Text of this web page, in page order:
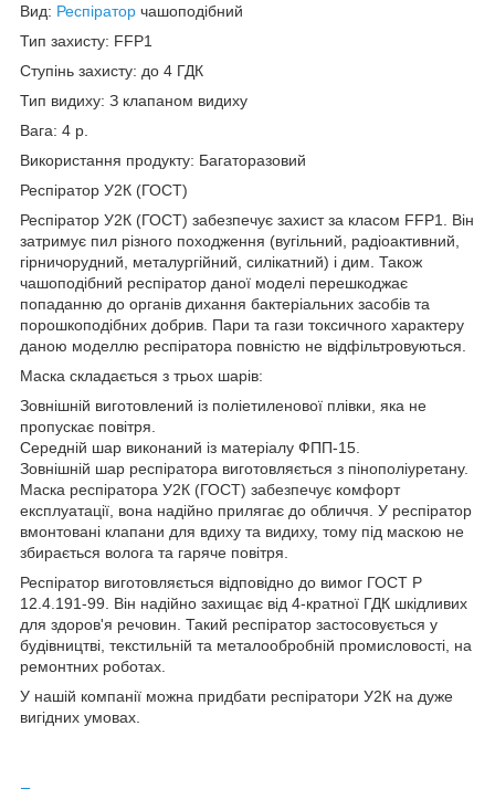
Вид: Респіратор чашоподібний
Тип захисту: FFP1
Ступінь захисту: до 4 ГДК
Тип видиху: З клапаном видиху
Вага: 4 р.
Використання продукту: Багаторазовий
Респіратор У2К (ГОСТ)
Респіратор У2К (ГОСТ) забезпечує захист за класом FFP1. Він
затримує пил різного походження (вугільний, радіоактивний,
гірничорудний, металургійний, силікатний) і дим. Також
чашоподібний респіратор даної моделі перешкоджає
попаданню до органів дихання бактеріальних засобів та
порошкоподібних добрив. Пари та гази токсичного характеру
даною моделлю респіратора повністю не відфільтровуються.
Маска складається з трьох шарів:
Зовнішній виготовлений із поліетиленової плівки, яка не
пропускає повітря.
Середній шар виконаний із матеріалу ФПП-15.
Зовнішній шар респіратора виготовляється з пінополіуретану.
Маска респіратора У2К (ГОСТ) забезпечує комфорт
експлуатації, вона надійно прилягає до обличчя. У респіратор
вмонтовані клапани для вдиху та видиху, тому під маскою не
збирається волога та гаряче повітря.
Респіратор виготовляється відповідно до вимог ГОСТ Р
12.4.191-99. Він надійно захищає від 4-кратної ГДК шкідливих
для здоров'я речовин. Такий респіратор застосовується у
будівництві, текстильній та металообробній промисловості, на
ремонтних роботах.
У нашій компанії можна придбати респіратори У2К на дуже
вигідних умовах.